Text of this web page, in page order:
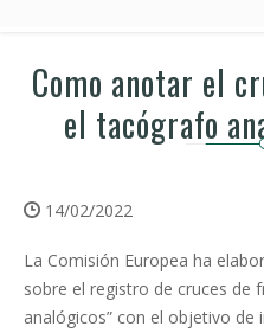
Como anotar el
el tacógrafo
14/02/2022
La Comisión Europea ha
sobre el registro de cruces de
analógicos” con el objetivo